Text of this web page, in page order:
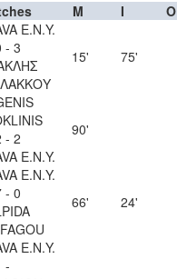
M I
O
Ε.Ν.Y.
- 3
15' 75'
- 2
Ε.Ν.Y.
90'
Ε.Ν.Y.
- 0
66' 24'
Ε.Ν.Y.
-